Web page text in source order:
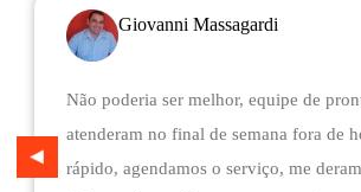
Giovanni Massagardi
Não poderia ser melhor, equipe de
atenderam no final de semana fora de
rápido, agendamos o serviço, me